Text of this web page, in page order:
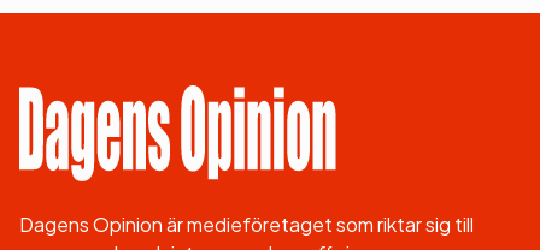
Dagens Opinion är medieföretaget som riktar sig till